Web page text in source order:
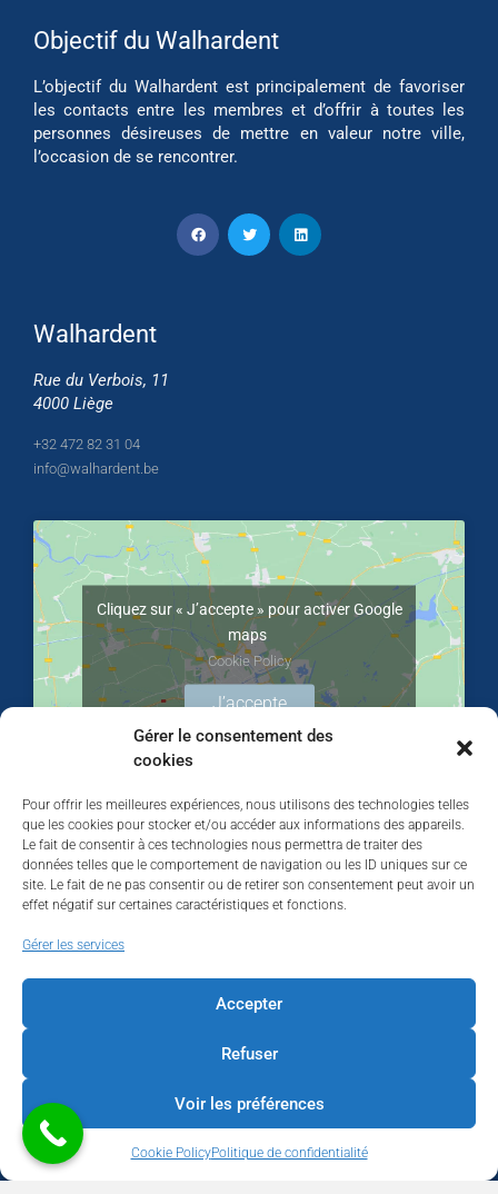
Gérer le consentement des
cookies
Pour offrir les meilleures expériences, nous utilisons des technologies telles
que les cookies pour stocker et/ou accéder aux informations des appareils.
Le fait de consentir à ces technologies nous permettra de traiter des
données telles que le comportement de navigation ou les ID uniques sur ce
site. Le fait de ne pas consentir ou de retirer son consentement peut avoir un
effet négatif sur certaines caractéristiques et fonctions.
Gérer les services
Accepter
Refuser
Voir les préférences
Cookie PolicyPolitique de confidentialité
Objectif du Walhardent
L’objectif du Walhardent est principalement de favoriser
les contacts entre les membres et d’offrir à toutes les
personnes désireuses de mettre en valeur notre ville,
l’occasion de se rencontrer.
Walhardent
Rue du Verbois, 11
4000 Liège
+32 472 82 31 04
info@walhardent.be
Cliquez sur « J’accepte » pour activer Google
maps
Cookie Policy
J’accepte
LES BÂTISSEURS DE LIÈGE
Par le Walhardent